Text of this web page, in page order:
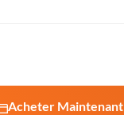
Acheter Maintenant